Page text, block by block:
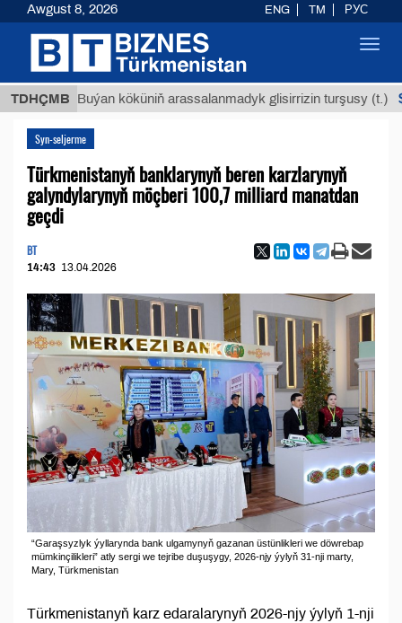
TDHÇMB
Buýan köküniň arassalanmadyk glisirrizin turşusy (t.)
Syn-seljerme
Türkmenistanyň banklarynyň beren karzlarynyň
galyndylarynyň möçberi 100,7 milliard manatdan
geçdi
BT
14:43 13.04.2026
“Garaşsyzlyk ýyllarynda bank ulgamynyň gazanan üstünlikleri we döwrebap
mümkinçilikleri” atly sergi we tejribe duşuşygy, 2026-njy ýylyň 31-nji marty,
Mary, Türkmenistan
Türkmenistanyň karz edaralarynyň 2026-njy ýylyň 1-nji
Awgust 8, 2026 ENG TM РУС